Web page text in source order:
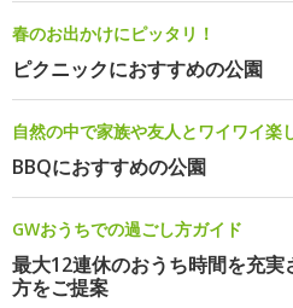
春のお出かけにピッタリ！
ピクニックにおすすめの公園
自然の中で家族や友人とワイワイ楽
BBQにおすすめの公園
GWおうちでの過ごし方ガイド
最大12連休のおうち時間を充実
方をご提案